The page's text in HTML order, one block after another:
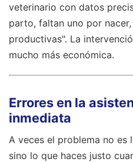
veterinario con datos
parto, faltan uno por
productivas". La
mucho más económica.
Errores en la
inmediata
A veces el problema no es
sino lo que haces justo